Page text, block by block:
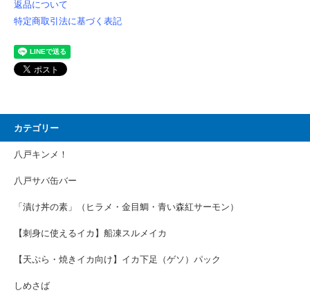
返品について
特定商取引法に基づく表記
カテゴリー
八戸キンメ！
八戸サバ缶バー
「漬け丼の素」（ヒラメ・金目鯛・青い森紅サーモン）
【刺身に使えるイカ】船凍スルメイカ
【天ぷら・焼きイカ向け】イカ下足（ゲソ）パック
しめさば